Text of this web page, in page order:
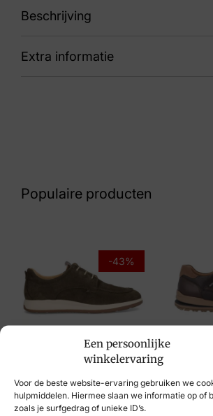
Een persoonlijke
winkelervaring
Voor de beste website-ervaring gebruiken we
hulpmiddelen. Hiermee slaan we informatie op of
zoals je surfgedrag of unieke ID’s.
Beschrijving
87 Connery Blue leather
Extra informatie
Australian
Artikelnummer
15.1639.02-02 S02
Populaire producten
-43%
€139,95€ 79,95
€219,95